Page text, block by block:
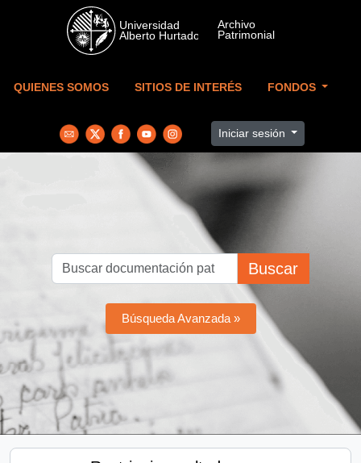
Skip to main content
QUIENES SOMOS SITIOS DE INTERÉS FONDOS
Iniciar sesión
Buscar
Búsqueda Avanzada »